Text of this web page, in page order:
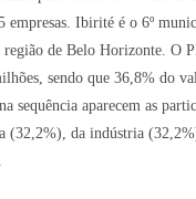
empresas. Ibirité é o 6º
região de Belo Horizonte. O
sendo que 36,8% do
sequência aparecem as
(32,2%), da indústria